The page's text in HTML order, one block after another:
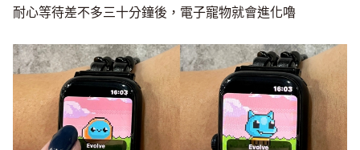
耐心等待差不多三十分鐘後，電子寵物就會進化嚕